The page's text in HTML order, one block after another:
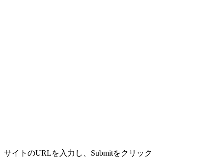
サイトのURLを入力し、Submitをクリック